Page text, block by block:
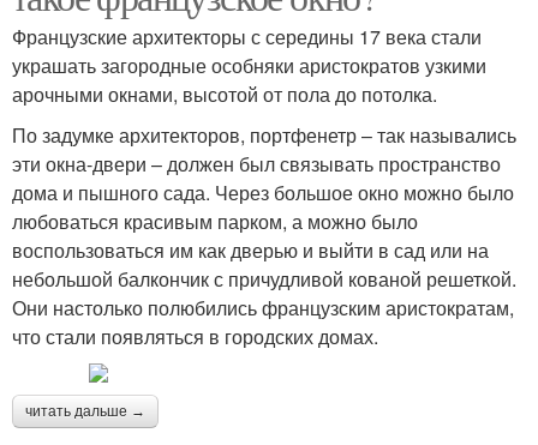
Французские архитекторы с середины 17 века стали
украшать загородные особняки аристократов узкими
арочными окнами, высотой от пола до потолка.
По задумке архитекторов, портфенетр – так назывались
эти окна-двери – должен был связывать пространство
дома и пышного сада. Через большое окно можно было
любоваться красивым парком, а можно было
воспользоваться им как дверью и выйти в сад или на
небольшой балкончик с причудливой кованой решеткой.
Они настолько полюбились французским аристократам,
что стали появляться в городских домах.
читать дальше →